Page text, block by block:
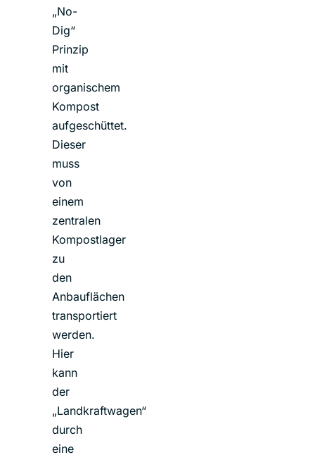
„No-
Dig“
Prinzip
mit
organischem
Kompost
aufgeschüttet.
Dieser
muss
von
einem
zentralen
Kompostlager
zu
den
Anbauflächen
transportiert
werden.
Hier
kann
der
„Landkraftwagen“
durch
eine